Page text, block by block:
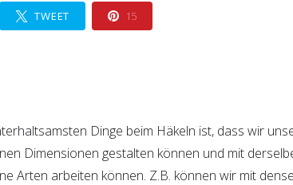
TWEET 15
Dinge beim Häkeln ist, dass wir
Dimensionen gestalten können und mit
Arten arbeiten können. Z.B. können wir mit